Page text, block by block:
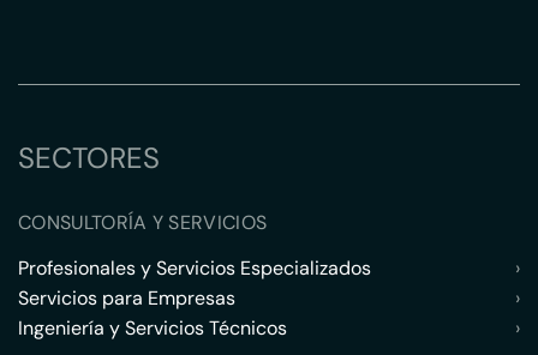
SECTORES
CONSULTORÍA Y SERVICIOS
Profesionales y Servicios Especializados
›
Servicios para Empresas
›
Ingeniería y Servicios Técnicos
›